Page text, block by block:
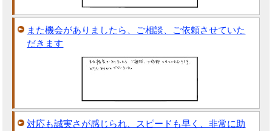
また機会がありましたら、ご相談、ご依頼させていた
だきます
対応も誠実さが感じられ、スピードも早く、非常に助